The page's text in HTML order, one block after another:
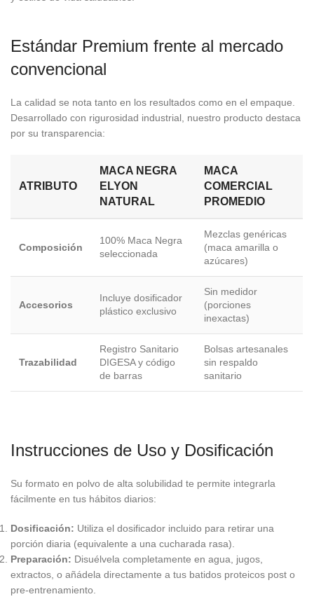
Estándar Premium frente al mercado
convencional
La calidad se nota tanto en los resultados como en el empaque.
Desarrollado con rigurosidad industrial, nuestro producto destaca
por su transparencia:
ATRIBUTO
MACA NEGRA
ELYON
NATURAL
MACA
COMERCIAL
PROMEDIO
Composición
100% Maca Negra
seleccionada
Mezclas genéricas
(maca amarilla o
azúcares)
Accesorios
Incluye dosificador
plástico exclusivo
Sin medidor
(porciones
inexactas)
Trazabilidad
Registro Sanitario
DIGESA y código
de barras
Bolsas artesanales
sin respaldo
sanitario
Instrucciones de Uso y Dosificación
Su formato en polvo de alta solubilidad te permite integrarla
fácilmente en tus hábitos diarios:
Dosificación: Utiliza el dosificador incluido para retirar una
porción diaria (equivalente a una cucharada rasa).
Preparación: Disuélvela completamente en agua, jugos,
extractos, o añádela directamente a tus batidos proteicos post o
pre-entrenamiento.